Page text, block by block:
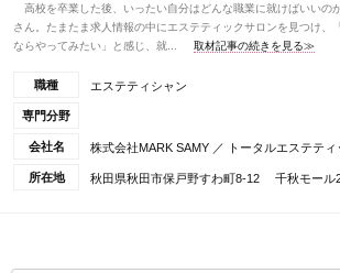
高校を卒業した後、いったい自分はどんな職業に就けばいいの
さん。たまたま求人情報の中にエステティックサロンを見つけ、
ならやってみたい」と感じ、就...
取材記事の続きを見る≫
職種 エステティシャン
専門分野
会社名 株式会社MARK SAMY ／ トータルエステテ
所在地 秋田県秋田市保戸野すわ町8-12 千秋モール